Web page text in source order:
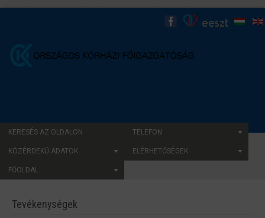
KERESÉS AZ OLDALON TELEFON
KÖZÉRDEKŰ ADATOK ELÉRHETŐSÉGEK
FŐOLDAL
Tevékenységek